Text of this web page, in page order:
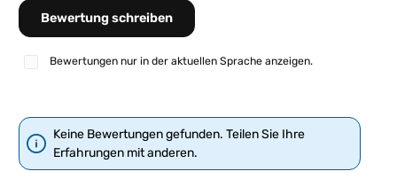
Bewertung schreiben
Bewertungen nur in der aktuellen Sprache anzeigen.
Keine Bewertungen gefunden. Teilen Sie Ihre
Erfahrungen mit anderen.